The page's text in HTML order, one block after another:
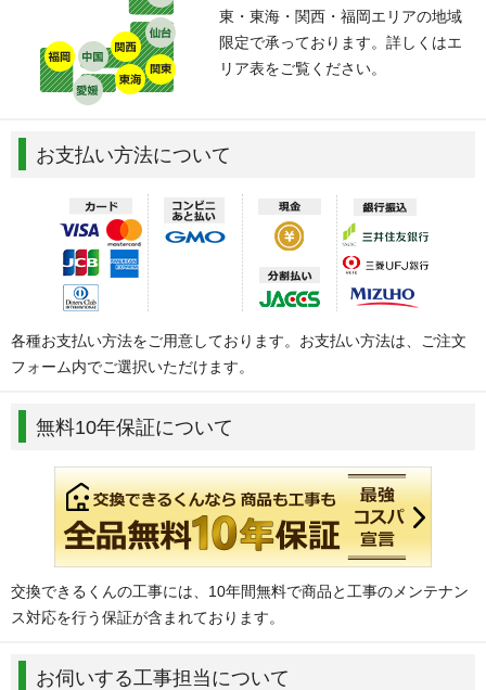
東・東海・関西・福岡エリアの地域
限定で承っております。詳しくはエ
リア表をご覧ください。
お支払い方法について
各種お支払い方法をご用意しております。お支払い方法は、ご注文
フォーム内でご選択いただけます。
無料10年保証について
交換できるくんの工事には、10年間無料で商品と工事のメンテナン
ス対応を行う保証が含まれております。
お伺いする工事担当について